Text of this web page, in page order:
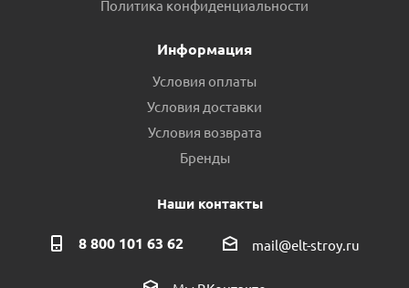
Политика конфиденциальности
Информация
Условия оплаты
Условия доставки
Условия возврата
Бренды
Наши контакты
8 800 101 63 62 mail@elt-stroy.ru